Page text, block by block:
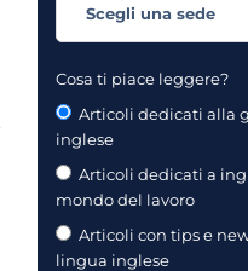
Cosa ti piace leggere?
Articoli dedicati alla
inglese
Articoli dedicati a
mondo del lavoro
Articoli con tips e
lingua inglese